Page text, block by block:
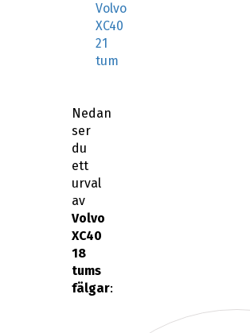
Volvo
XC40
21
tum
Nedan
ser
du
ett
urval
av
Volvo
XC40
18
tums
fälgar: